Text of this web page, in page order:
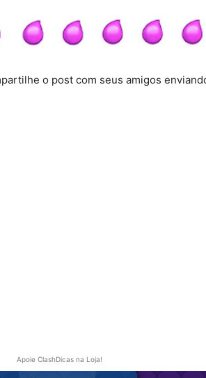
o post com seus amigos
Apoie ClashDicas na Loja!